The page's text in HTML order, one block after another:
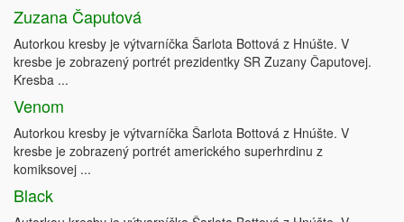
Zuzana Čaputová
Autorkou kresby je výtvarníčka Šarlota Bottová z Hnúšte. V
kresbe je zobrazený portrét prezidentky SR Zuzany Čaputovej.
Kresba ...
Venom
Autorkou kresby je výtvarníčka Šarlota Bottová z Hnúšte. V
kresbe je zobrazený portrét amerického superhrdinu z
komiksovej ...
Black